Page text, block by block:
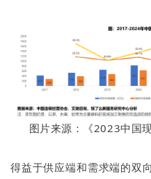
图片来源：《2023中国
得益于供应端和需求端的双